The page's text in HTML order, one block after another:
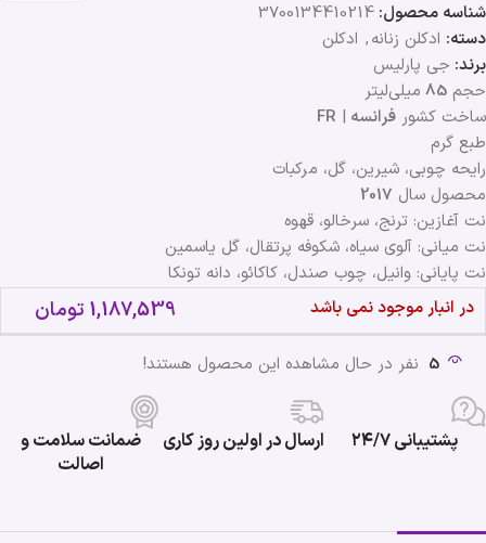
شناسه محصول: 3700134410214
دسته: ادکلن زنانه, ادکلن
برند: جی پارلیس
حجم 85 میلی‌لیتر
ساخت کشور فرانسه |
FR
طبع گرم
رایحه چوبی، شیرین، گل، مرکبات
محصول سال 2017
نت آغازین: ترنج، سرخالو، قهوه
نت میانی: آلوی سیاه، شکوفه پرتقال، گل یاسمین
نت پایانی: وانیل، چوب صندل، کاکائو، دانه تونکا
در انبار موجود نمی باشد
1,187,539 تومان
5 نفر در حال مشاهده این محصول هستند!
پشتیبانی ۲۴/۷ ارسال در اولین روز کاری
ضمانت سلامت و
اصالت